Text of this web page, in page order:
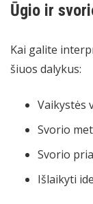
Ūgio ir
Kai galite
šiuos dalykus:
Vaikystės
Svorio
Svorio
Išlaikyti